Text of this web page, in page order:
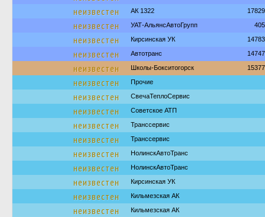
неизвестен АК 1322
неизвестен УАТ-АльянсАвтоГрупп
неизвестен Кирсинская УК
неизвестен Автотранс
неизвестен Школы-Бокситогорск
неизвестен Прочие
неизвестен СвечаТеплоСервис
неизвестен Советское АТП
неизвестен Транссервис
неизвестен Транссервис
неизвестен НолинскАвтоТранс
неизвестен НолинскАвтоТранс
неизвестен Кирсинская УК
неизвестен Кильмезская АК
неизвестен Кильмезская АК